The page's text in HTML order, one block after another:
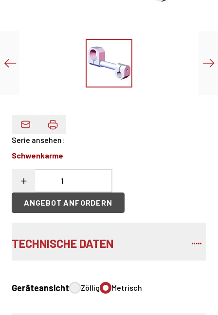
Produktdaten Per E-Mail
Serie ansehen:
Schwenkarme
ANGEBOT ANFORDERN
TECHNISCHE DATEN
Geräteansicht Zöllig Metrisch